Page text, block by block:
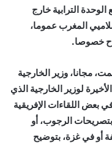
الترابية خارج
المغرب عموما،
خصوصا.
مجانا، وزير الخارجية
لوزير الخارجية الذي
بعض اللقاءات الإفريقية
بتصريحات الرجوب، أو
أو في غزة، بتوضيح